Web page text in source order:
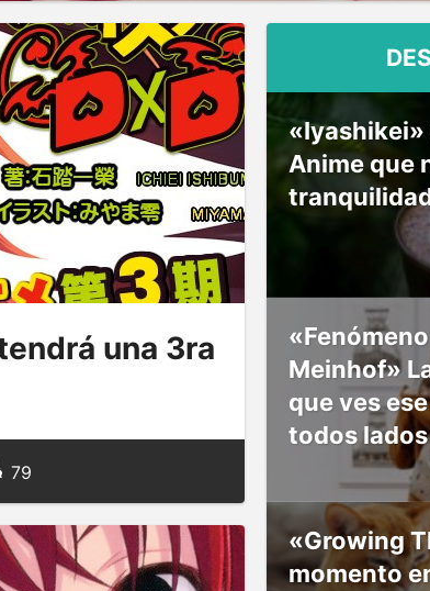
una 3ra
79
«Iyashikei»
Anime que
Meinhof»
que ves
todos lados
«Growing
momento